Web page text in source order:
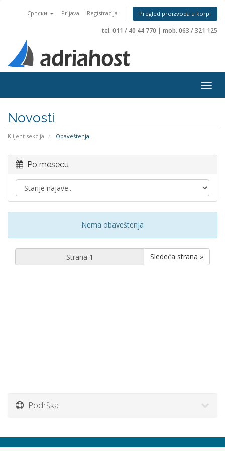
Српски Prijava Registracija Pregled proizvoda u korpi
tel. 011 / 40 44 770 | mob. 063 / 321 125
Novosti
Klijent sekcija Obaveštenja
Po mesecu
Nema obaveštenja
Sledeća strana »
Podrška